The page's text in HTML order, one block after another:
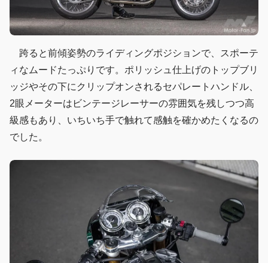
跨ると前傾姿勢のライディングポジションで、スポーテ
ィなムードたっぷりです。ポリッシュ仕上げのトップブリ
ッジやその下にクリップオンされるセパレートハンドル、
2眼メーターはビンテージレーサーの雰囲気を残しつつ高
級感もあり、いちいち手で触れて感触を確かめたくなるの
でした。